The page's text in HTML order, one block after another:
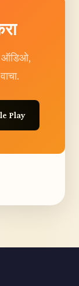
ऑडिओ,
Play